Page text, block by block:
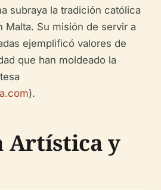
subraya la tradición católica
Malta. Su misión de servir a
ejemplificó valores de
que han moldeado la
).
Artística y